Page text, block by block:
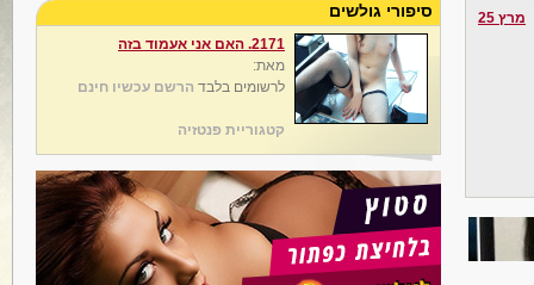
מרץ 25 סיפורי גולשים
2171. האם אני אעמוד בזה
מאת:
לרשומים בלבד הרשם עכשיו חינם
קטגוריית פנטזיה